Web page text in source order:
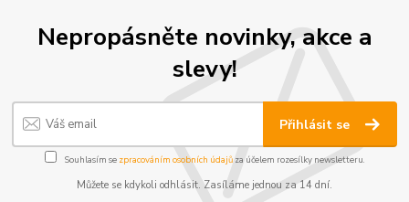
Nepropásněte novinky, akce a
slevy!
Přihlásit se
Souhlasím se zpracováním osobních údajůza účelem rozesílky newsletteru.
Můžete se kdykoli odhlásit. Zasíláme jednou za 14 dní.